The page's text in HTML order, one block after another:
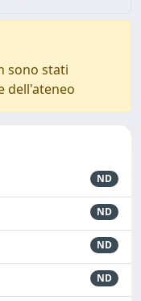
sono stati
dell'ateneo
ND
ND
ND
ND